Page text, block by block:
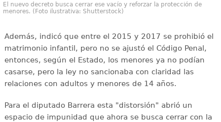
El nuevo decreto busca cerrar ese vacío y reforzar la protección de
menores. (Foto ilustrativa: Shutterstock)
Además, indicó que entre el 2015 y 2017 se prohibió el
matrimonio infantil, pero no se ajustó el Código Penal,
entonces, según el Estado, los menores ya no podían
casarse, pero la ley no sancionaba con claridad las
relaciones con adultos y menores de 14 años.
Para el diputado Barrera esta "distorsión" abrió un
espacio de impunidad que ahora se busca cerrar con la